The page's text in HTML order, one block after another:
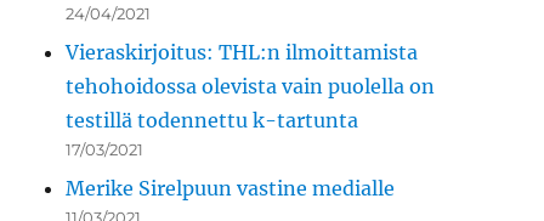
24/04/2021
Vieraskirjoitus: THL:n ilmoittamista
tehohoidossa olevista vain puolella on
testillä todennettu k-tartunta
17/03/2021
Merike Sirelpuun vastine medialle